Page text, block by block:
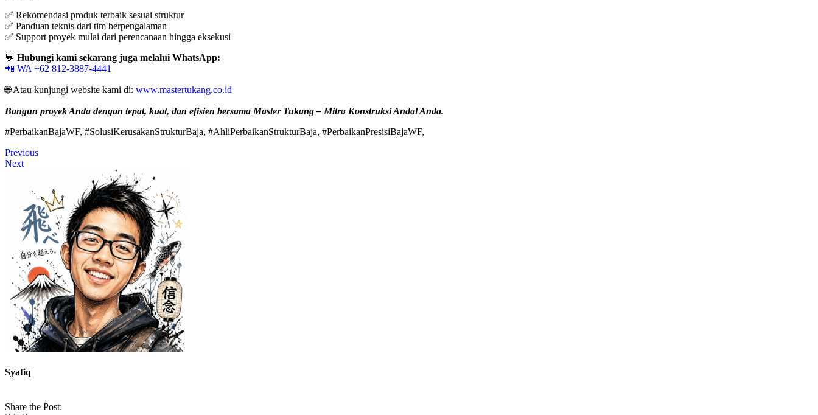
✅ Rekomendasi produk terbaik sesuai struktur
✅ Panduan teknis dari tim berpengalaman
✅ Support proyek mulai dari perencanaan hingga eksekusi
💬 Hubungi kami sekarang juga melalui WhatsApp:
📲 WA +62 812-3887-4441
🌐 Atau kunjungi website kami di: www.mastertukang.co.id
Bangun proyek Anda dengan tepat, kuat, dan efisien bersama Master Tukang – Mitra Konstruksi Andal Anda.
#PerbaikanBajaWF, #SolusiKerusakanStrukturBaja, #AhliPerbaikanStrukturBaja, #PerbaikanPresisiBajaWF,
Previous
Next
Syafiq
Share the Post: